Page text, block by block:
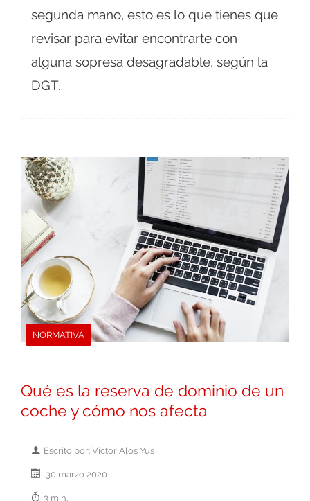
segunda mano, esto es lo que tienes que
revisar para evitar encontrarte con
alguna sopresa desagradable, según la
DGT.
NORMATIVA
Qué es la reserva de dominio de un
coche y cómo nos afecta
Escrito por: Victor Alós Yus
30 marzo 2020
3 min.